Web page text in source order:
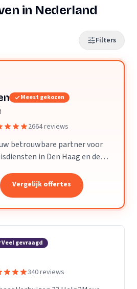
in Nederland
Filters
Meest gekozen
2664 reviews
betrouwbare partner voor
in Den Haag en de
team zorgen wij ervoor
en zorgeloos verloopt.
Vergelijk offertes
Veel gevraagd
340 reviews